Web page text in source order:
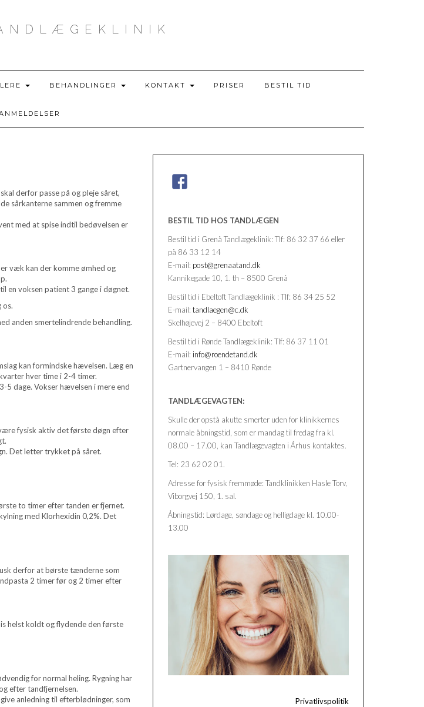
BEHANDLINGER KONTAKT PRISER BESTIL TID
derfor passe på og pleje såret,
sårkanterne sammen og fremme
med at spise indtil bedøvelsen er
væk kan der komme ømhed og
en voksen patient 3 gange i døgnet.
os.
anden smertelindrende behandling.
kan formindske hævelsen. Læg en
hver time i 2-4 timer.
5 dage. Vokser hævelsen i mere end
fysisk aktiv det første døgn efter
Det letter trykket på såret.
to timer efter tanden er fjernet.
med Klorhexidin 0,2%. Det
derfor at børste tænderne som
2 timer før og 2 timer efter
helst koldt og flydende den første
for normal heling. Rygning har
efter tandfjernelsen.
anledning til efterblødninger, som
BESTIL TID HOS TANDLÆGEN
Bestil tid i Grenå Tandlægeklinik: Tlf: 86 32 37 66 eller
på 86 33 12 14
E-mail: post@grenaatand.dk
Kannikegade 10, 1. th – 8500 Grenå
Bestil tid i Ebeltoft Tandlægeklinik : Tlf: 86 34 25 52
E-mail: tandlaegen@c.dk
Skelhøjevej 2 – 8400 Ebeltoft
Bestil tid i Rønde Tandlægeklinik: Tlf: 86 37 11 01
E-mail: info@roendetand.dk
Gartnervangen 1 – 8410 Rønde
TANDLÆGEVAGTEN:
Skulle der opstå akutte smerter uden for klinikkernes
normale åbningstid, som er mandag til fredag fra kl.
08.00 – 17.00, kan Tandlægevagten i Århus kontaktes.
Tel: 23 62 02 01.
Adresse for fysisk fremmøde: Tandklinikken Hasle Torv,
Viborgvej 150, 1. sal.
Åbningstid: Lørdage, søndage og helligdage kl. 10.00-
13.00
Privatlivspolitik